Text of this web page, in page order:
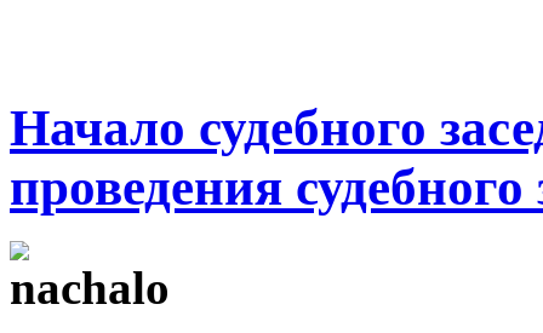
Начало судебного
проведения судебного